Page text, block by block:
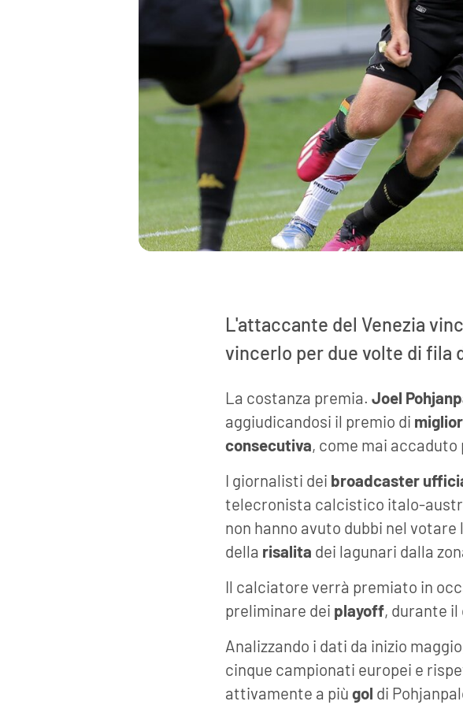
L'attaccante del Venezia
vincerlo per due volte di fila
La costanza premia.Joel
aggiudicandosi il premio di
consecutiva, come mai accaduto
I giornalisti dei broadcaster
telecronista calcistico italo-
non hanno avuto dubbi nel
della risalita dei lagunari dalla
Il calciatore verrà premiato in
preliminare dei playoff, durante
Analizzando i dati da inizio
cinque campionati europei e
attivamente a piùgol di